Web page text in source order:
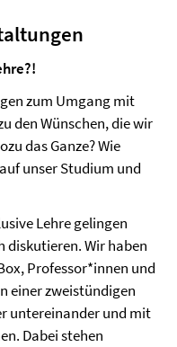
zum Umgang mit
den Wünschen, die wir
das Ganze? Wie
unser Studium und
Lehre gelingen
diskutieren. Wir haben
Professor*innen und
einer zweistündigen
untereinander und mit
Dabei stehen